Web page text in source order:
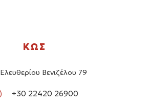
ΚΩΣ
Ελευθερίου Βενιζέλου 79
+30 22420 26900